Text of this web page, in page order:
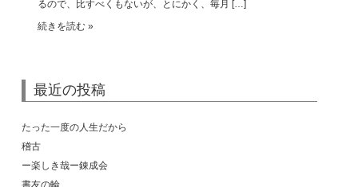
るので、比すべくもないが、とにかく、毎月 […]
続きを読む »
最近の投稿
たった一度の人生だから
稽古
ー楽しき哉ー錬成会